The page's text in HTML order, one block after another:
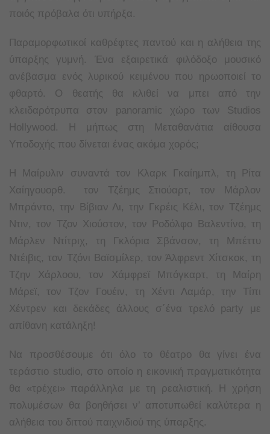
ποιός πρόβαλα ότι υπήρξα.
Παραμορφωτικοί καθρέφτες παντού και η αλήθεια της
ύπαρξης γυμνή. Ένα εξαιρετικά φιλόδοξο μουσικό
ανέβασμα ενός λυρικού κειμένου που ηρωοποιεί το
φθαρτό. Ο θεατής θα κλιθεί να μπει από την
κλειδαρότρυπα στον panoramic χώρο των Studios
Hollywood. Η μήπως στη Μεταθανάτια αίθουσα
Υποδοχής που δίνεται ένας ακόμα χορός;
H Μαίρυλιν συναντά τον Κλαρκ Γκαίημπλ, τη Ρίτα
Χαίηγουορθ. τον Τζέημς Στιούαρτ, τον Μάρλον
Μπράντο, την Βίβιαν Λι, την Γκρέις Κέλι, τον Τζέημς
Ντιν, τον Τζον Χιούστον, τον Ροδόλφο Βαλεντίνο, τη
Μάρλεν Ντίτριχ, τη Γκλόρια Σβάνσον, τη Μπέττυ
Ντέιβις, τον Τζόνι Βαϊσμίλερ, τον Άλφρεντ Χίτσκοκ, τη
Τζην Χάρλοου, τον Χάμφρεϊ Μπόγκαρτ, τη Μαίρη
Μάρεϊ, τον Τζον Γουέιν, τη Χέντι Λαμάρ, την Τίπι
Χέντρεν και δεκάδες άλλους σ΄ένα τρελό party με
απίθανη κατάληξη!
Να προσθέσουμε ότι όλο το θέατρο θα γίνει ένα
τεράστιο studio, στο οποίο η εικονική πραγματικότητα
θα «τρέχει» παράλληλα με τη ρεαλιστική. Η χρήση
πολυμέσων θα βοηθήσει ν’ αποτυπωθεί καλύτερα η
αλήθεια του διττού παιχνιδιού της ύπαρξης.